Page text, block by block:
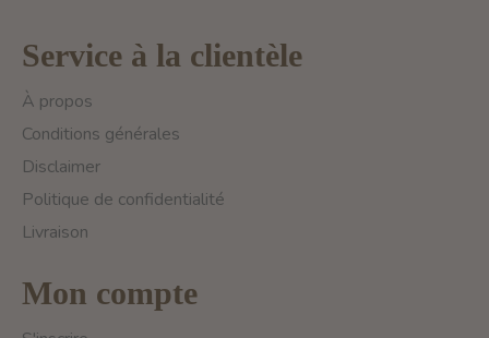
Service à la clientèle
À propos
Conditions générales
Disclaimer
Politique de confidentialité
Livraison
Mon compte